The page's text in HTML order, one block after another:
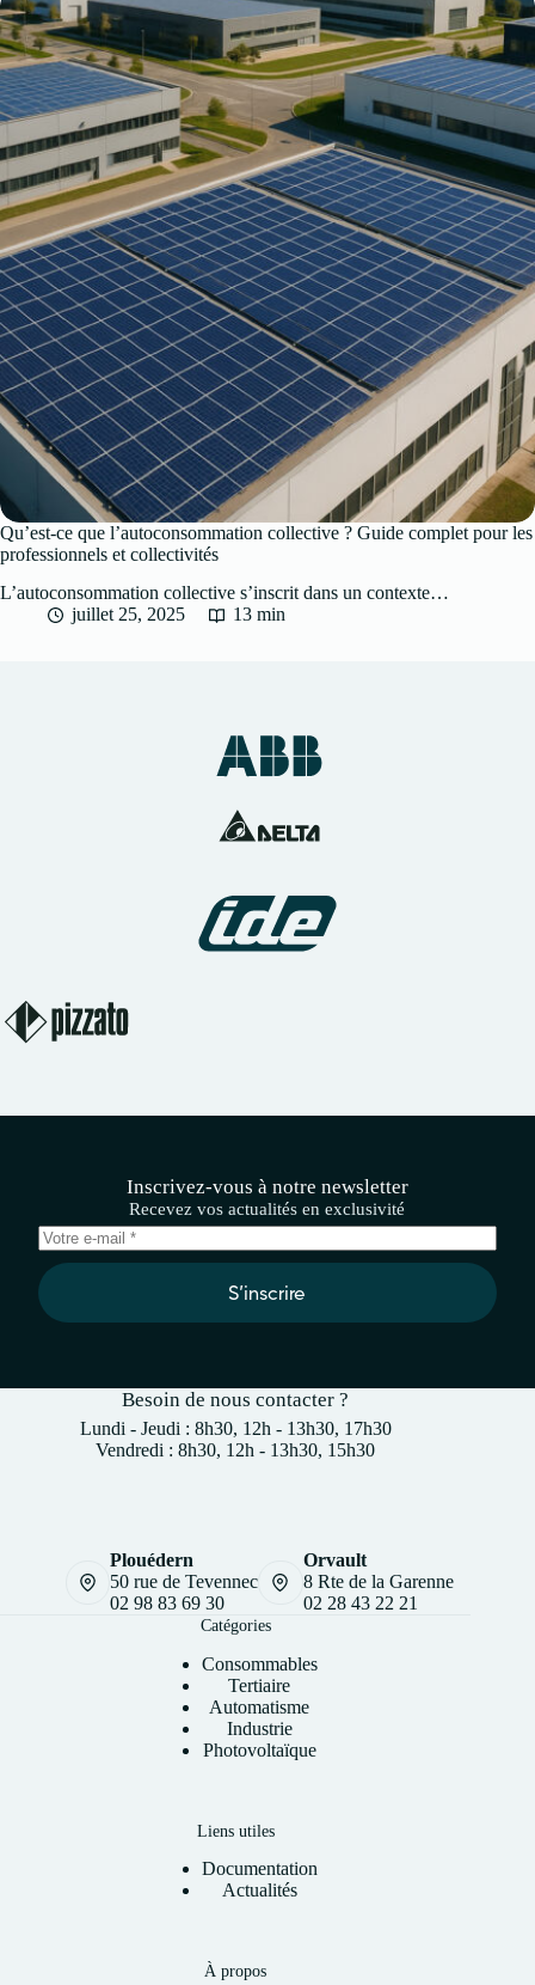
Qu’est-ce que l’autoconsommation collective ? Guide complet pour les
professionnels et collectivités
L’autoconsommation collective s’inscrit dans un contexte…
juillet 25, 2025
13 min
Inscrivez-vous à notre newsletter
Recevez vos actualités en exclusivité
S’inscrire
Besoin de nous contacter ?
Lundi - Jeudi : 8h30, 12h - 13h30, 17h30
Vendredi : 8h30, 12h - 13h30, 15h30
Plouédern
50 rue de Tevennec
02 98 83 69 30
Orvault
8 Rte de la Garenne
02 28 43 22 21
Catégories
Consommables
Tertiaire
Automatisme
Industrie
Photovoltaïque
Liens utiles
Documentation
Actualités
À propos